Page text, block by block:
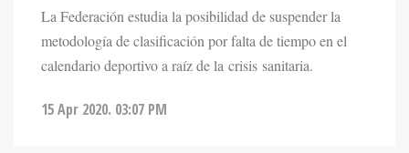
La Federación estudia la posibilidad de suspender la
metodología de clasificación por falta de tiempo en el
calendario deportivo a raíz de la crisis sanitaria.
15 Apr 2020. 03:07 PM